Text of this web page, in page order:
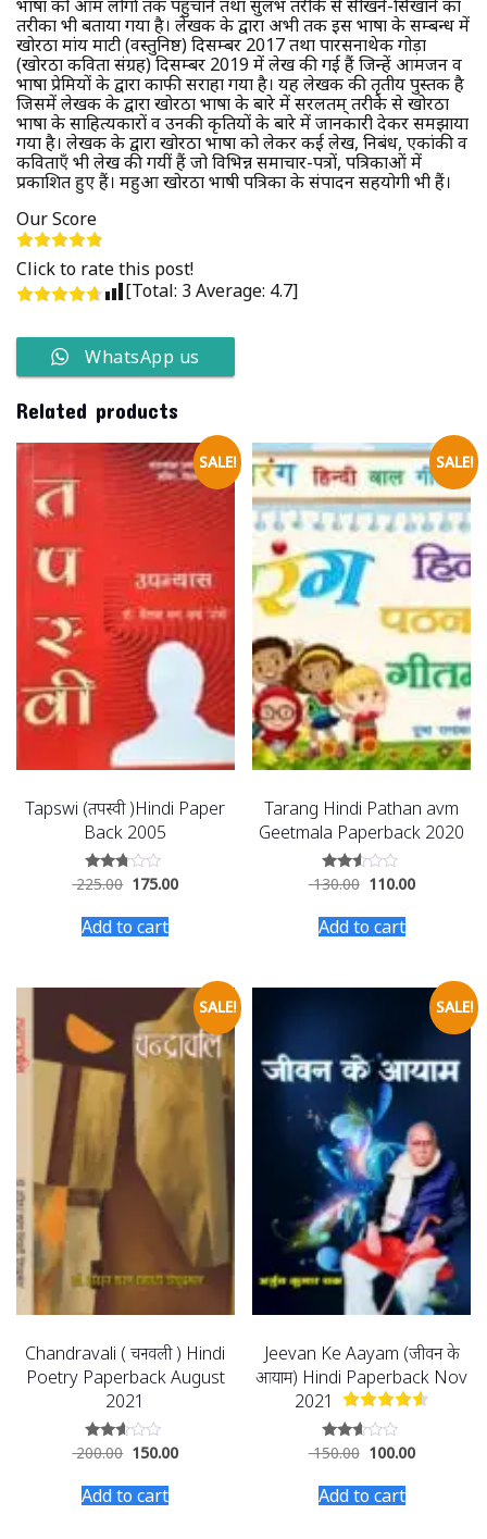
भाषा को आम लोगों तक पहुँचाने तथा सुलभ तरीके से सीखने-सिखाने का
तरीका भी बताया गया है। लेखक के द्वारा अभी तक इस भाषा के सम्बन्ध में
खोरठा मांय माटी (वस्तुनिष्ठ) दिसम्बर 2017 तथा पारसनाथेक गोड़ा
(खोरठा कविता संग्रह) दिसम्बर 2019 में लेख की गई हैं जिन्हें आमजन व
भाषा प्रेमियों के द्वारा काफी सराहा गया है। यह लेखक की तृतीय पुस्तक है
जिसमें लेखक के द्वारा खोरठा भाषा के बारे में सरलतम् तरीके से खोरठा
भाषा के साहित्यकारों व उनकी कृतियों के बारे में जानकारी देकर समझाया
गया है। लेखक के द्वारा खोरठा भाषा को लेकर कई लेख, निबंध, एकांकी व
कविताएँ भी लेख की गयीं हैं जो विभिन्न समाचार-पत्रों, पत्रिकाओं में
प्रकाशित हुए हैं। महुआ खोरठा भाषी पत्रिका के संपादन सहयोगी भी हैं।
Our Score
Click to rate this post!
[Total: 3 Average: 4.7]
WhatsApp us
Related products
SALE!
Tapswi (तपस्वी )Hindi Paper
Back 2005
Rated
5
225.00 175.00
Add to cart
SALE!
Tarang Hindi Pathan avm
Geetmala Paperback 2020
Rated
of 5
130.00 110.00
Add to cart
SALE!
Chandravali ( चन्द्रावली ) Hindi
Poetry Paperback August
2021
Rated
of 5
200.00 150.00
Add to cart
SALE!
Jeevan Ke Aayam (जीवन के
आयाम) Hindi Paperback Nov
2021
Rated
5
150.00 100.00
Add to cart